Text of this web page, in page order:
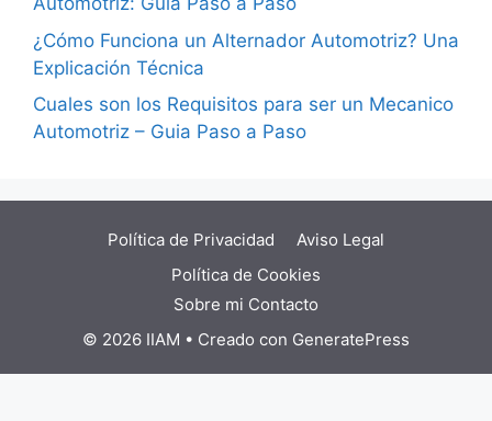
¿Cómo Funciona un Alternador Automotriz? Una
Explicación Técnica
Cuales son los Requisitos para ser un Mecanico
Automotriz – Guia Paso a Paso
Política de Privacidad
Aviso Legal
Política de Cookies
Sobre mi Contacto
© 2026 IIAM • Creado con GeneratePress